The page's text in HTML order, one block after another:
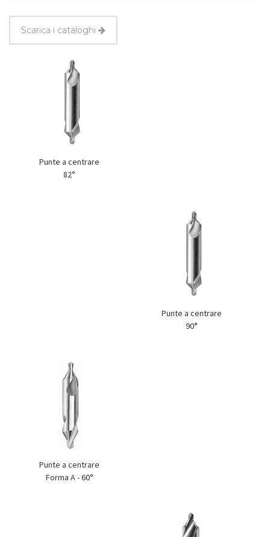
Scarica i cataloghi
Punte a centrare
82°
Punte a centrare
90°
Punte a centrare
Forma A - 60°